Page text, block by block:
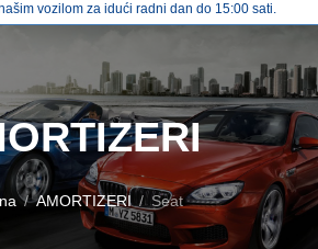
vozilom za idući radni dan do 15:00 sati.
AMORTIZERI Seat